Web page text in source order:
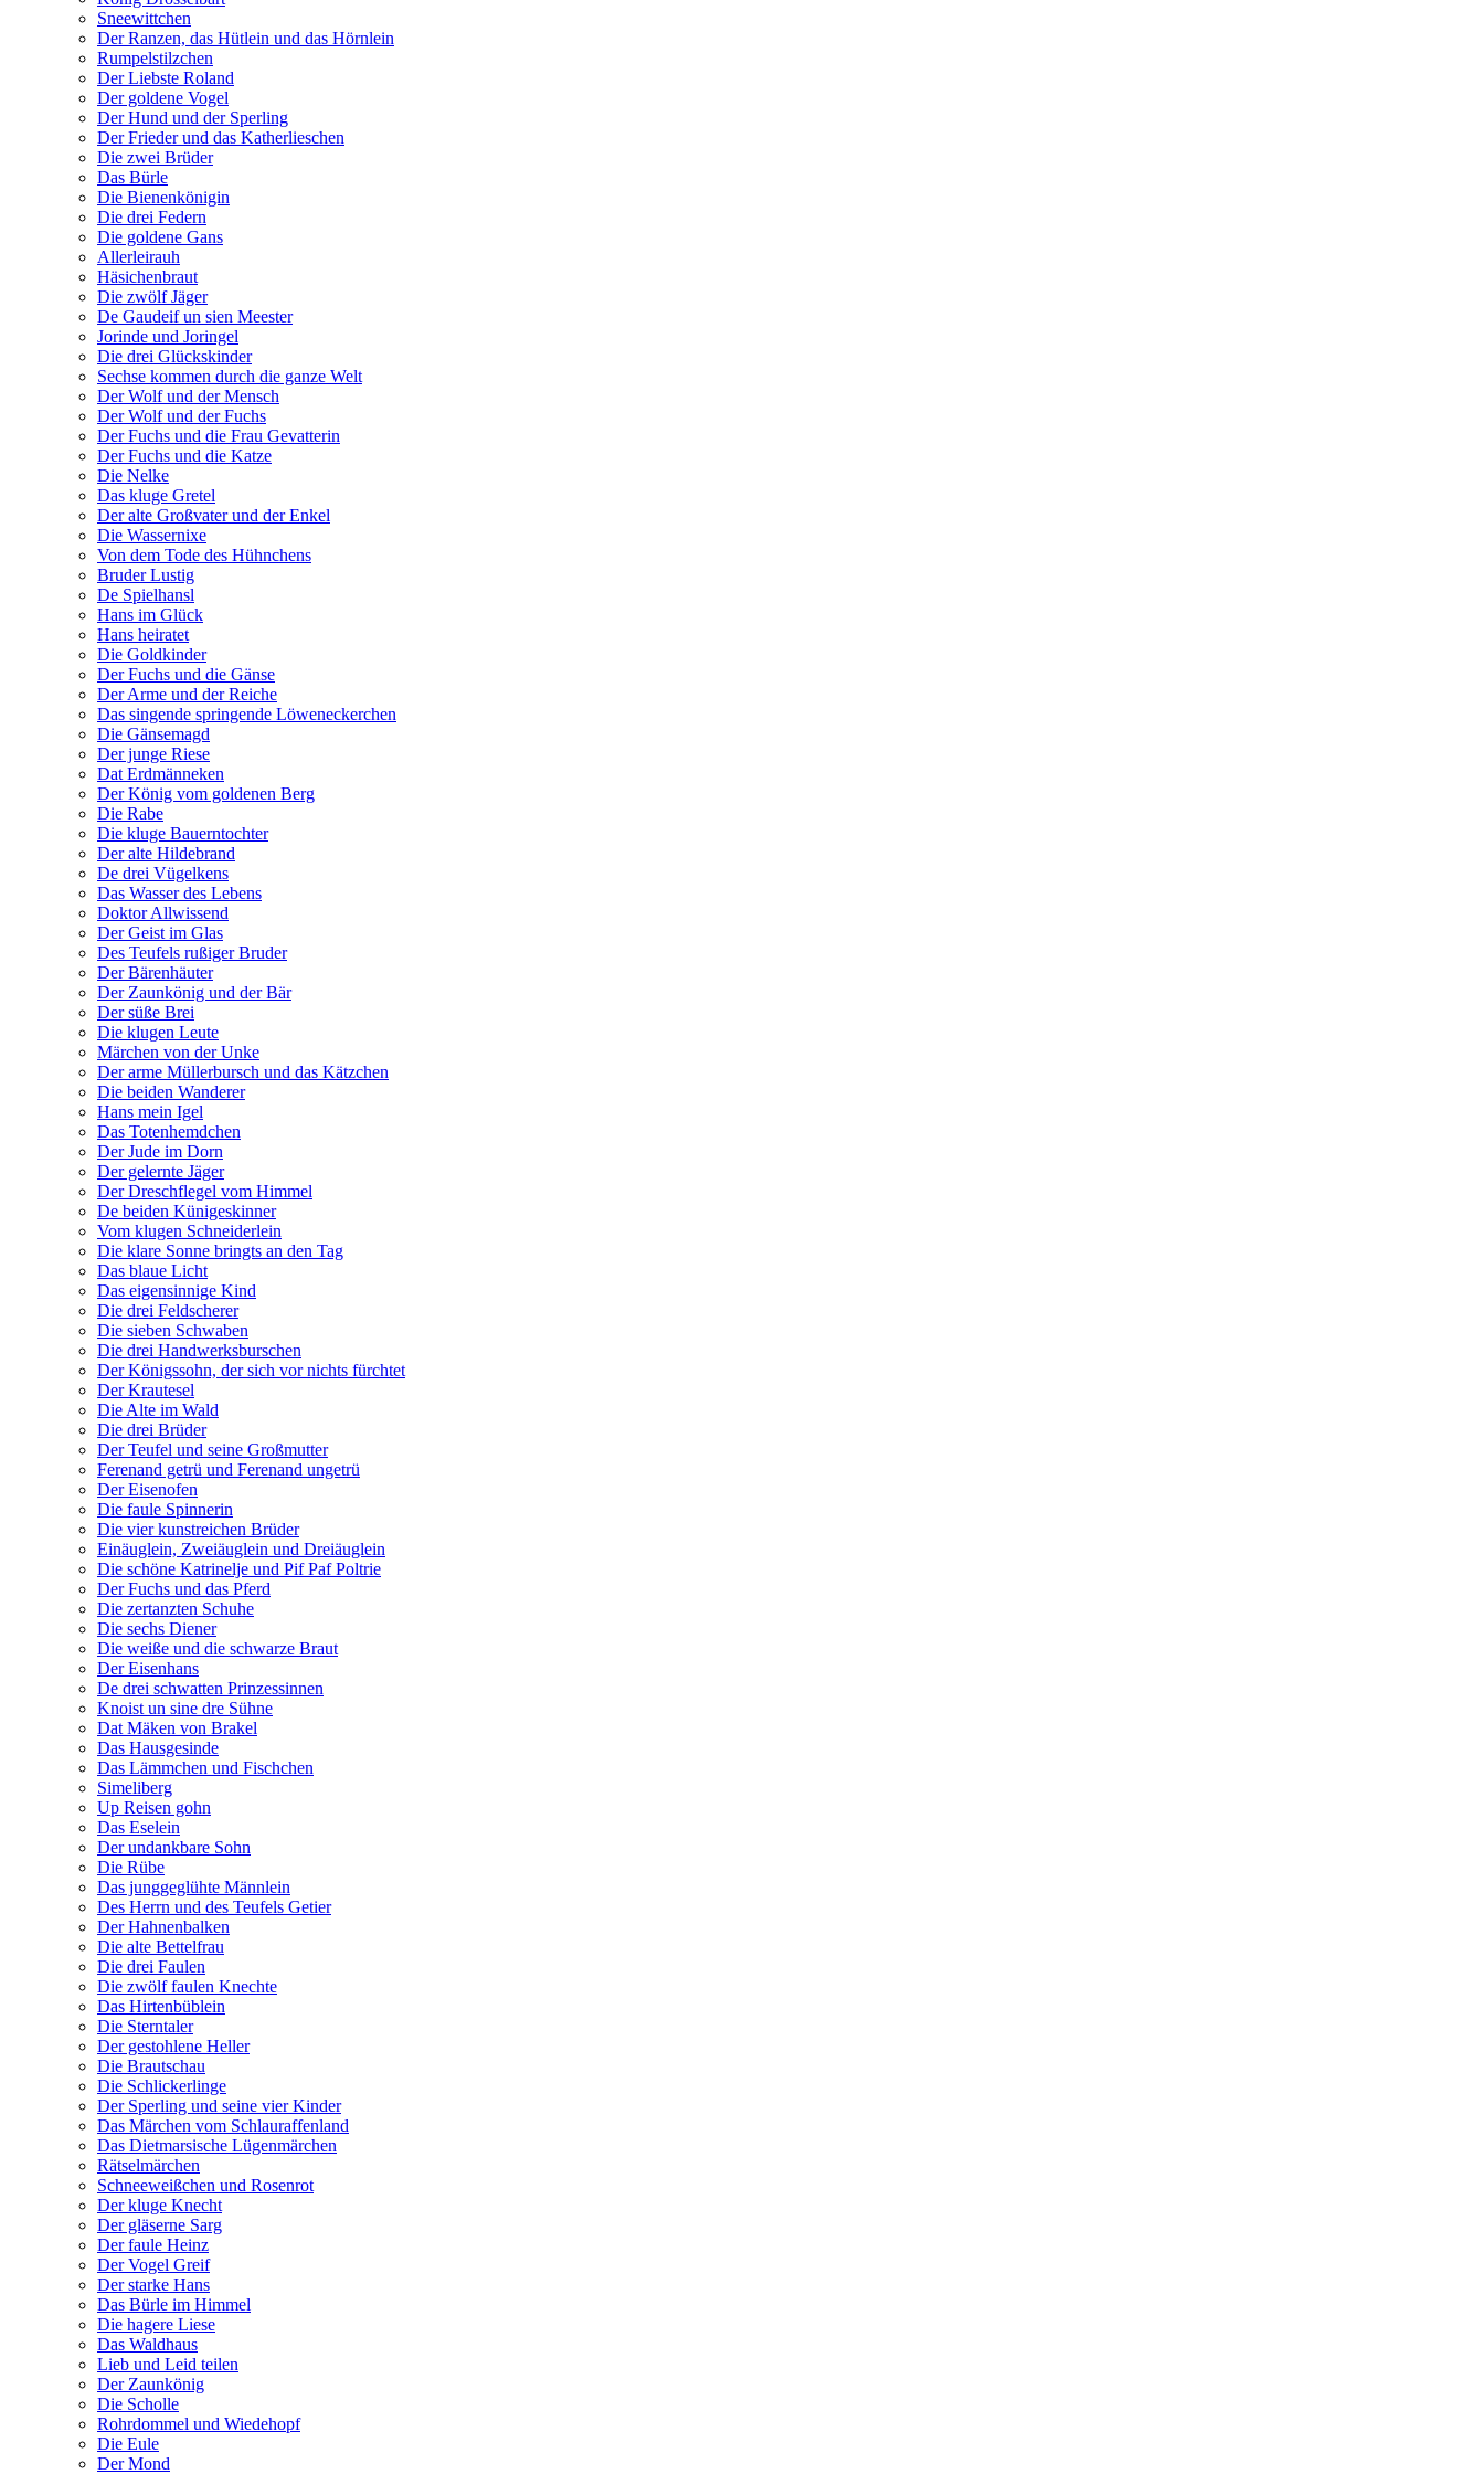
Sneewittchen
Der Ranzen, das Hütlein und das Hörnlein
Rumpelstilzchen
Der Liebste Roland
Der goldene Vogel
Der Hund und der Sperling
Der Frieder und das Katherlieschen
Die zwei Brüder
Das Bürle
Die Bienenkönigin
Die drei Federn
Die goldene Gans
Allerleirauh
Häsichenbraut
Die zwölf Jäger
De Gaudeif un sien Meester
Jorinde und Joringel
Die drei Glückskinder
Sechse kommen durch die ganze Welt
Der Wolf und der Mensch
Der Wolf und der Fuchs
Der Fuchs und die Frau Gevatterin
Der Fuchs und die Katze
Die Nelke
Das kluge Gretel
Der alte Großvater und der Enkel
Die Wassernixe
Von dem Tode des Hühnchens
Bruder Lustig
De Spielhansl
Hans im Glück
Hans heiratet
Die Goldkinder
Der Fuchs und die Gänse
Der Arme und der Reiche
Das singende springende Löweneckerchen
Die Gänsemagd
Der junge Riese
Dat Erdmänneken
Der König vom goldenen Berg
Die Rabe
Die kluge Bauerntochter
Der alte Hildebrand
De drei Vügelkens
Das Wasser des Lebens
Doktor Allwissend
Der Geist im Glas
Des Teufels rußiger Bruder
Der Bärenhäuter
Der Zaunkönig und der Bär
Der süße Brei
Die klugen Leute
Märchen von der Unke
Der arme Müllerbursch und das Kätzchen
Die beiden Wanderer
Hans mein Igel
Das Totenhemdchen
Der Jude im Dorn
Der gelernte Jäger
Der Dreschflegel vom Himmel
De beiden Künigeskinner
Vom klugen Schneiderlein
Die klare Sonne bringts an den Tag
Das blaue Licht
Das eigensinnige Kind
Die drei Feldscherer
Die sieben Schwaben
Die drei Handwerksburschen
Der Königssohn, der sich vor nichts fürchtet
Der Krautesel
Die Alte im Wald
Die drei Brüder
Der Teufel und seine Großmutter
Ferenand getrü und Ferenand ungetrü
Der Eisenofen
Die faule Spinnerin
Die vier kunstreichen Brüder
Einäuglein, Zweiäuglein und Dreiäuglein
Die schöne Katrinelje und Pif Paf Poltrie
Der Fuchs und das Pferd
Die zertanzten Schuhe
Die sechs Diener
Die weiße und die schwarze Braut
Der Eisenhans
De drei schwatten Prinzessinnen
Knoist un sine dre Sühne
Dat Mäken von Brakel
Das Hausgesinde
Das Lämmchen und Fischchen
Simeliberg
Up Reisen gohn
Das Eselein
Der undankbare Sohn
Die Rübe
Das junggeglühte Männlein
Des Herrn und des Teufels Getier
Der Hahnenbalken
Die alte Bettelfrau
Die drei Faulen
Die zwölf faulen Knechte
Das Hirtenbüblein
Die Sterntaler
Der gestohlene Heller
Die Brautschau
Die Schlickerlinge
Der Sperling und seine vier Kinder
Das Märchen vom Schlauraffenland
Das Dietmarsische Lügenmärchen
Rätselmärchen
Schneeweißchen und Rosenrot
Der kluge Knecht
Der gläserne Sarg
Der faule Heinz
Der Vogel Greif
Der starke Hans
Das Bürle im Himmel
Die hagere Liese
Das Waldhaus
Lieb und Leid teilen
Der Zaunkönig
Die Scholle
Rohrdommel und Wiedehopf
Die Eule
Der Mond